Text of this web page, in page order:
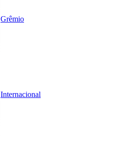
Grêmio
Internacional